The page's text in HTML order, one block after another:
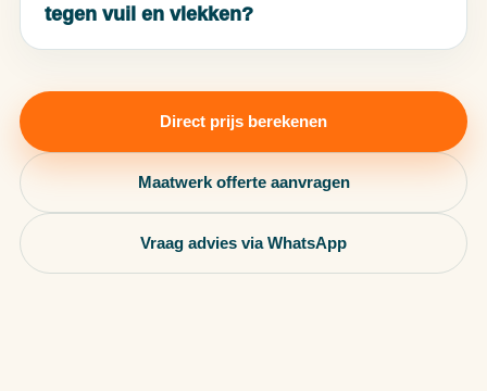
tegen vuil en vlekken?
Direct prijs berekenen
Maatwerk offerte aanvragen
Vraag advies via WhatsApp